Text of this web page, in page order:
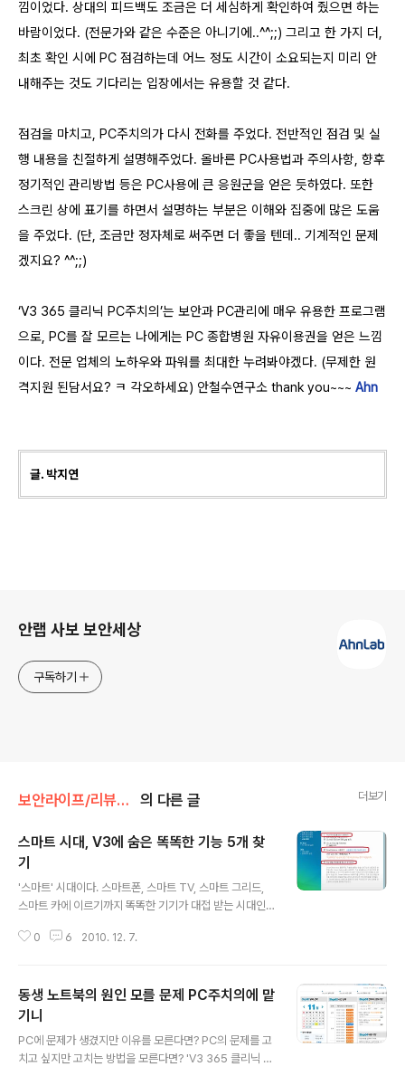
낌이었다. 상대의 피드백도 조금은 더 세심하게 확인하여 줬으면 하는
바람이었다. (전문가와 같은 수준은 아니기에..^^;;) 그리고 한 가지 더,
최초 확인 시에 PC 점검하는데 어느 정도 시간이 소요되는지 미리 안
내해주는 것도 기다리는 입장에서는 유용할 것 같다.
점검을 마치고, PC주치의가 다시 전화를 주었다. 전반적인 점검 및 실
행 내용을 친절하게 설명해주었다. 올바른 PC사용법과 주의사항, 향후
정기적인 관리방법 등은 PC사용에 큰 응원군을 얻은 듯하였다. 또한
스크린 상에 표기를 하면서 설명하는 부분은 이해와 집중에 많은 도움
을 주었다. (단, 조금만 정자체로 써주면 더 좋을 텐데.. 기계적인 문제
겠지요? ^^;;)
‘V3 365 클리닉 PC주치의’는 보안과 PC관리에 매우 유용한 프로그램
으로, PC를 잘 모르는 나에게는 PC 종합병원 자유이용권을 얻은 느낌
이다. 전문 업체의 노하우와 파워를 최대한 누려봐야겠다. (무제한 원
격지원 된담서요? ㅋ 각오하세요) 안철수연구소 thank you~~~ Ahn
글. 박지연
안랩 사보 보안세상
구독하기
보안라이프/리뷰&팁 의 다른 글 더보기
스마트 시대, V3에 숨은 똑똑한 기능 5개 찾
기
'스마트' 시대이다. 스마트폰, 스마트 TV, 스마트 그리드,
스마트 카에 이르기까지 똑똑한 기기가 대접 받는 시대인
어는 더 똑똑해져야 한다. 스마트 기기를 보호하려면 그보
반드시 필요한 프로그램이 되었다. 대한민국을 대표하는
백신 프로그램 V3는 안철수연구소의 창업자 안철수 박사
가 1988년 최초로 배포를 시작해 올해 22년이 됐다. 22
년 동안 많은 사랑과 관심을 받으며 사용돼온 V3가 2010
년, 구름 위로 날아 오른 전세계 최초의 백신 프로그램이 되
0 6 2010. 12. 7.
동생 노트북의 원인 모를 문제 PC주치의에 맡
기니
PC에 문제가 생겼지만 이유를 모른다면? PC의 문제를 고
치고 싶지만 고치는 방법을 모른다면? 'V3 365 클리닉 P